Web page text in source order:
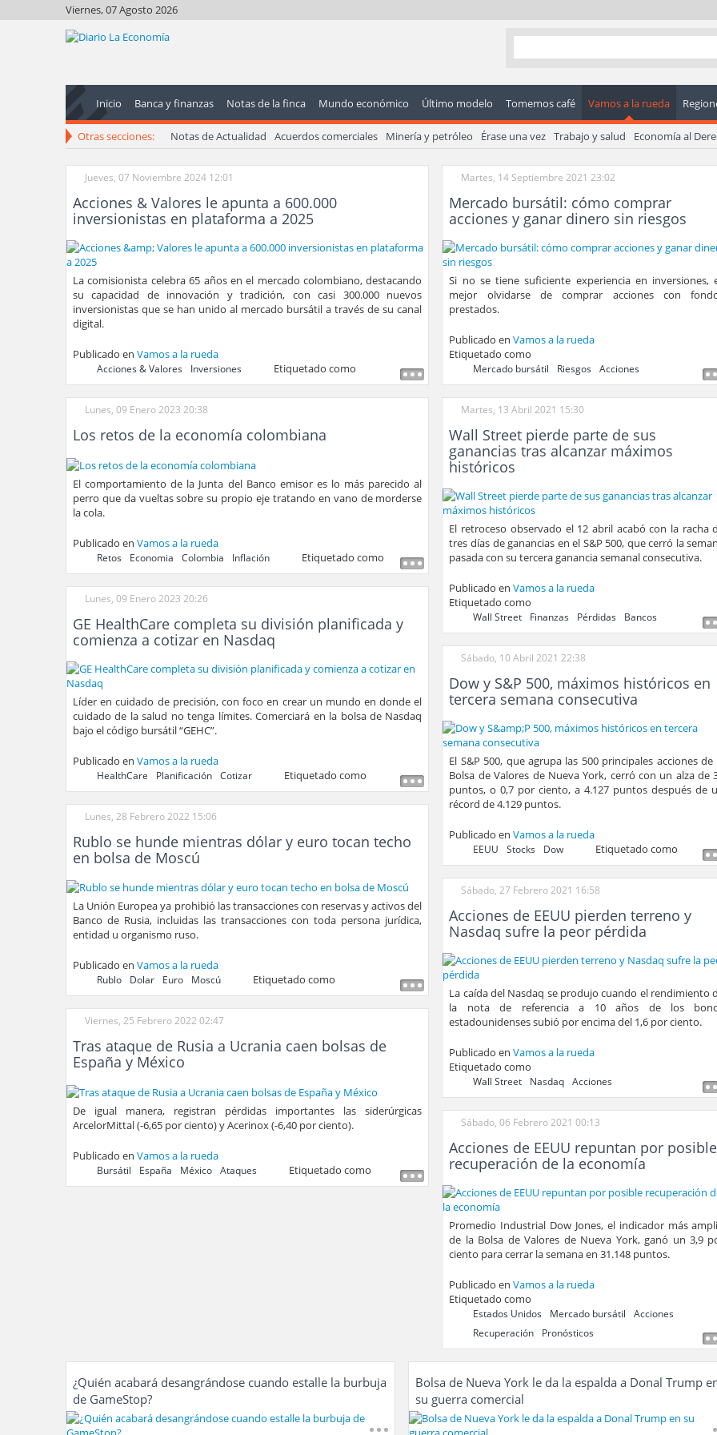
Viernes, 07 Agosto 2026
Inicio Banca y finanzas Notas de la finca Mundo económico Último modelo Tomemos café Vamos a la rueda
Otras secciones: Notas de Actualidad Acuerdos comerciales Minería y petróleo Érase una vez Trabajo y salud Economía al
Jueves, 07 Noviembre 2024 12:01
Acciones & Valores le apunta a 600.000
inversionistas en plataforma a 2025
La comisionista celebra 65 años en el mercado colombiano, destacando
su capacidad de innovación y tradición, con casi 300.000 nuevos
inversionistas que se han unido al mercado bursátil a través de su canal
digital.
Publicado en Vamos a la rueda
Etiquetado como
Acciones & Valores Inversiones
Lunes, 09 Enero 2023 20:38
Los retos de la economía colombiana
El comportamiento de la Junta del Banco emisor es lo más parecido al
perro que da vueltas sobre su propio eje tratando en vano de morderse
la cola.
Publicado en Vamos a la rueda
Etiquetado como
Retos Economia Colombia Inflación
Lunes, 09 Enero 2023 20:26
GE HealthCare completa su división planificada y
comienza a cotizar en Nasdaq
Líder en cuidado de precisión, con foco en crear un mundo en donde el
cuidado de la salud no tenga límites. Comerciará en la bolsa de Nasdaq
bajo el código bursátil “GEHC”.
Publicado en Vamos a la rueda
Etiquetado como
HealthCare Planificación Cotizar
Lunes, 28 Febrero 2022 15:06
Rublo se hunde mientras dólar y euro tocan techo
en bolsa de Moscú
La Unión Europea ya prohibió las transacciones con reservas y activos del
Banco de Rusia, incluidas las transacciones con toda persona jurídica,
entidad u organismo ruso.
Publicado en Vamos a la rueda
Etiquetado como
Rublo Dolar Euro Moscú
Viernes, 25 Febrero 2022 02:47
Tras ataque de Rusia a Ucrania caen bolsas de
España y México
De igual manera, registran pérdidas importantes las siderúrgicas
ArcelorMittal (-6,65 por ciento) y Acerinox (-6,40 por ciento).
Publicado en Vamos a la rueda
Etiquetado como
Bursátil España México Ataques
Martes, 14 Septiembre 2021 23:02
Mercado bursátil: cómo comprar
acciones y ganar dinero sin riesgos
Si no se tiene suficiente experiencia en inversiones,
mejor olvidarse de comprar acciones con
prestados.
Publicado en Vamos a la rueda
Etiquetado como
Mercado bursátil Riesgos Acciones
Martes, 13 Abril 2021 15:30
Wall Street pierde parte de sus
ganancias tras alcanzar máximos
históricos
El retroceso observado el 12 abril acabó con la racha
tres días de ganancias en el S&P 500, que cerró la
pasada con su tercera ganancia semanal consecutiva.
Publicado en Vamos a la rueda
Etiquetado como
Wall Street Finanzas Pérdidas Bancos
Sábado, 10 Abril 2021 22:38
Dow y S&P 500, máximos históricos en
tercera semana consecutiva
El S&P 500, que agrupa las 500 principales acciones de
Bolsa de Valores de Nueva York, cerró con un alza de
puntos, o 0,7 por ciento, a 4.127 puntos después de
récord de 4.129 puntos.
Publicado en Vamos a la rueda
Etiquetado como
EEUU Stocks Dow
Sábado, 27 Febrero 2021 16:58
Acciones de EEUU pierden terreno y
Nasdaq sufre la peor pérdida
La caída del Nasdaq se produjo cuando el rendimiento
la nota de referencia a 10 años de los
estadounidenses subió por encima del 1,6 por ciento.
Publicado en Vamos a la rueda
Etiquetado como
Wall Street Nasdaq Acciones
Sábado, 06 Febrero 2021 00:13
Acciones de EEUU repuntan por posible
recuperación de la economía
Promedio Industrial Dow Jones, el indicador más
de la Bolsa de Valores de Nueva York, ganó un 3,9
ciento para cerrar la semana en 31.148 puntos.
Publicado en Vamos a la rueda
Etiquetado como
Estados Unidos Mercado bursátil
Acciones
Recuperación
Pronósticos
¿Quién acabará desangrándose cuando estalle la burbuja
de GameStop?
Bolsa de Nueva York le da la espalda a Donal Trump
su guerra comercial